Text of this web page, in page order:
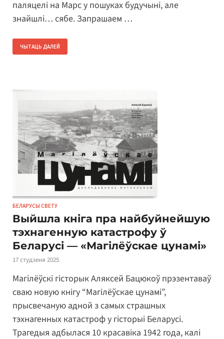
паляцелі на Марс у пошуках будучыні, але
знайшлі… сябе. Запрашаем …
ЧЫТАЦЬ ДАЛЕЙ
БЕЛАРУСЫ СВЕТУ
Выйшла кніга пра найбуйнейшую
тэхнагенную катастрофу ў
Беларусі — «Магілёўскае цунамі»
17 студзеня 2025
Магілёўскі гісторык Аляксей Бацюкоў прэзентаваў
сваю новую кнігу “Магілёўскае цунамі”,
прысвечаную адной з самых страшных
тэхнагенных катастроф у гісторыі Беларусі.
Трагедыя адбылася 10 красавіка 1942 года, калі